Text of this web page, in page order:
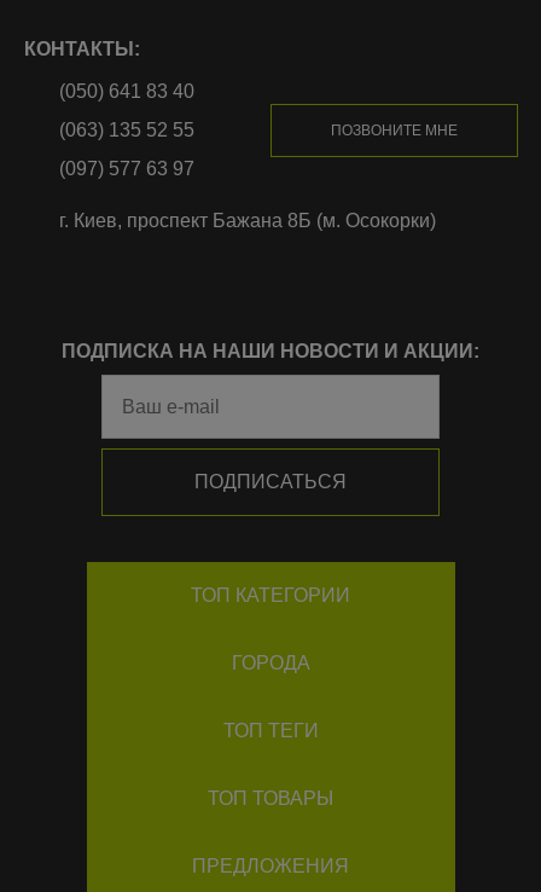
КОНТАКТЫ:
(050) 641 83 40
(063) 135 52 55
(097) 577 63 97
ПОЗВОНИТЕ МНЕ
г. Киев, проспект Бажана 8Б (м. Осокорки)
ПОДПИСКА НА НАШИ НОВОСТИ И АКЦИИ:
ТОП КАТЕГОРИИ
ГОРОДА
ТОП ТЕГИ
ТОП ТОВАРЫ
ПРЕДЛОЖЕНИЯ